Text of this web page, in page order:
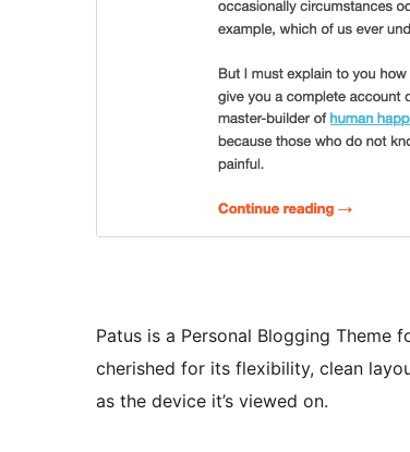
Patus is a Personal Blogging
cherished for its flexibility, clean
as the device it’s viewed on.